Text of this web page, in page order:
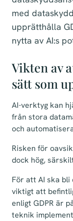
med
upprätthålla
nytta av AI:s
Vikten av
sätt som
AI-verktyg kan
från stora
och
Risken för
dock hög,
För att AI ska
viktigt att
enligt GDPR är
teknik